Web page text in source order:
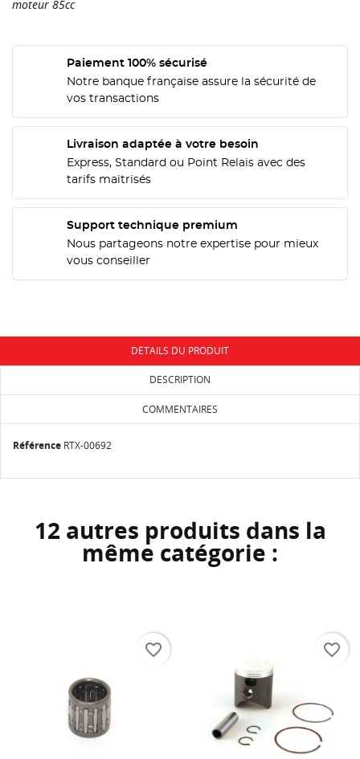
moteur 85cc
Paiement 100% sécurisé
Notre banque française assure la sécurité de
vos transactions
Livraison adaptée à votre besoin
Express, Standard ou Point Relais avec des
tarifs maitrisés
Support technique premium
Nous partageons notre expertise pour mieux
vous conseiller
DÉTAILS DU PRODUIT
DESCRIPTION
COMMENTAIRES
Référence RTX-00692
12 autres produits dans la
même catégorie :
favorite_border favorite_border
MES LISTES
add_circle_outline Créer une nouvelle liste
CRÉER UNE LISTE D'ENVIES
NOM DE LA LISTE D'ENVIES
Annuler Créer une liste d'envies
CONNEXION
Vous devez être connecté pour ajouter des produits